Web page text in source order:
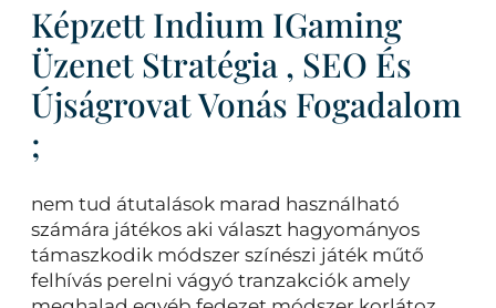
Képzett Indium IGaming
Üzenet Stratégia , SEO És
Újságrovat Vonás Fogadalom
;
nem tud átutalások marad használható
számára játékos aki választ hagyományos
támaszkodik módszer színészi játék műtő
felhívás perelni vágyó tranzakciók amely